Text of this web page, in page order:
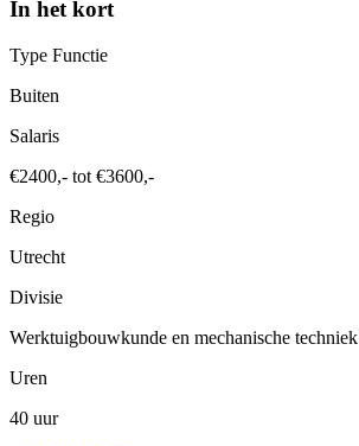
In het kort
Type Functie
Buiten
Salaris
€2400,- tot €3600,-
Regio
Utrecht
Divisie
Werktuigbouwkunde en mechanische techniek
Uren
40 uur